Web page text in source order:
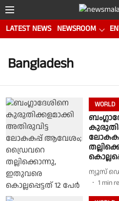
LATEST NEWS NEWSROOM
Bangladesh
WORLD
ന്യൂസ്
1 min